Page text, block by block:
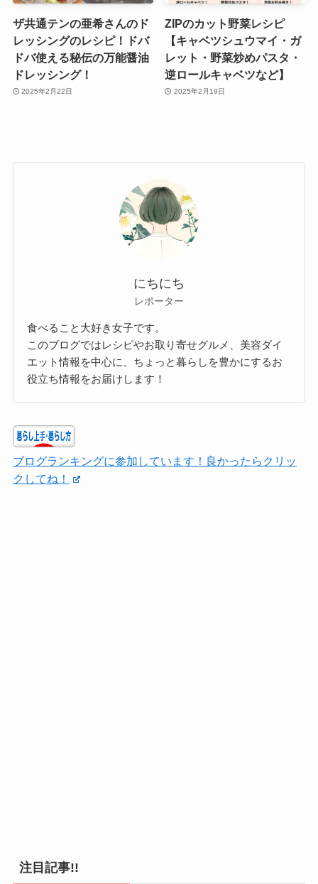
ザ共通テンの亜希さんのド
レッシングのレシピ！ドバ
ドバ使える秘伝の万能醤油
ドレッシング！
2025年2月22日
ZIPのカット野菜レシピ
【キャベツシュウマイ・ガ
レット・野菜炒めパスタ・
逆ロールキャベツなど】
2025年2月19日
にちにち
レポーター
食べること大好き女子です。
このブログではレシピやお取り寄せグルメ、美容ダイ
エット情報を中心に、ちょっと暮らしを豊かにするお
役立ち情報をお届けします！
ブログランキングに参加しています！良かったらクリッ
クしてね！
注目記事!!